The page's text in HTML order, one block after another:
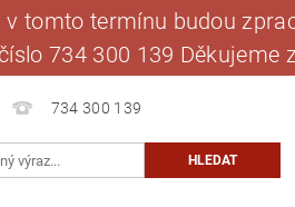
tomto termínu budou
734 300 139 Děkujeme
734 300 139